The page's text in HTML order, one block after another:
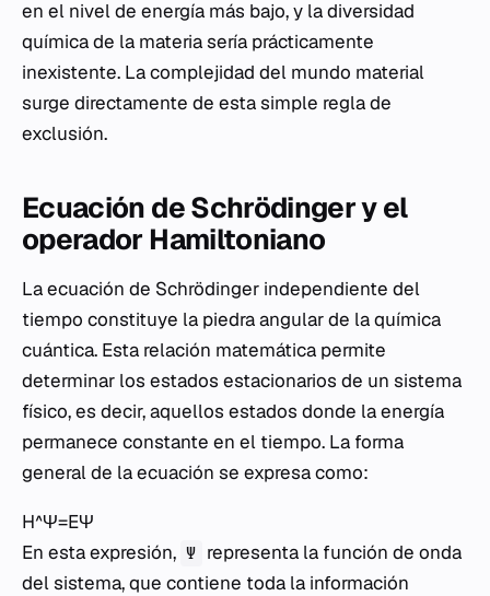
en el nivel de energía más bajo, y la diversidad
química de la materia sería prácticamente
inexistente. La complejidad del mundo material
surge directamente de esta simple regla de
exclusión.
Ecuación de Schrödinger y el
operador Hamiltoniano
La ecuación de Schrödinger independiente del
tiempo constituye la piedra angular de la química
cuántica. Esta relación matemática permite
determinar los estados estacionarios de un sistema
físico, es decir, aquellos estados donde la energía
permanece constante en el tiempo. La forma
general de la ecuación se expresa como:
H^Ψ=EΨ
En esta expresión, Ψ representa la función de onda
del sistema, que contiene toda la información